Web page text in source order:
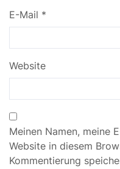
E-Mail *
Website
Meinen Namen, meine
Website in diesem
Kommentierung